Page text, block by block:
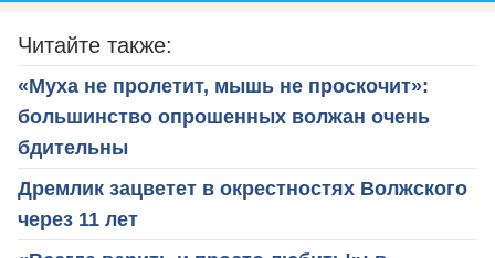
Читайте также:
«Муха не пролетит, мышь не проскочит»:
большинство опрошенных волжан очень
бдительны
Дремлик зацветет в окрестностях Волжского
через 11 лет